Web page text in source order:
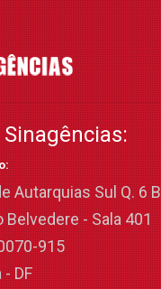
Sinagências:
Autarquias Sul Q. 6
Belvedere - Sala 401
915
DF